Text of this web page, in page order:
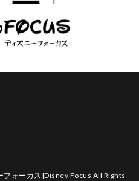
ォーカス|Disney Focus All Rights